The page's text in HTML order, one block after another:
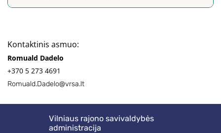
Kontaktinis asmuo:
Romuald Dadelo
+370 5 273 4691
Romuald.Dadelo@vrsa.lt
Vilniaus rajono savivaldybės
administracija